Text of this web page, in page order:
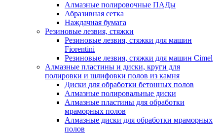
Алмазные полировочные ПАДы
Абразивная сетка
Наждачная бумага
Резиновые лезвия, стяжки
Резиновые лезвия, стяжки для машин
Fiorentini
Резиновые лезвия, стяжки для машин Cimel
Алмазные пластины и диски, круги для
полировки и шлифовки полов из камня
Диски для обработки бетонных полов
Алмазные полировальные диски
Алмазные пластины для обработки
мраморных полов
Алмазные диски для обработки мраморных
полов